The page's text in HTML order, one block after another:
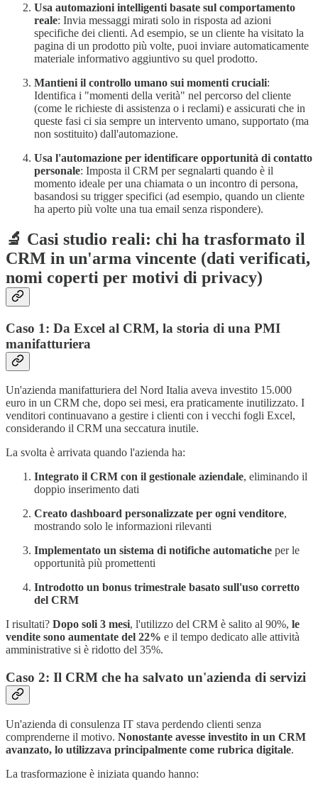
Usa automazioni intelligenti basate sul comportamento
reale: Invia messaggi mirati solo in risposta ad azioni
specifiche dei clienti. Ad esempio, se un cliente ha visitato la
pagina di un prodotto più volte, puoi inviare automaticamente
materiale informativo aggiuntivo su quel prodotto.
Mantieni il controllo umano sui momenti cruciali:
Identifica i "momenti della verità" nel percorso del cliente
(come le richieste di assistenza o i reclami) e assicurati che in
queste fasi ci sia sempre un intervento umano, supportato (ma
non sostituito) dall'automazione.
Usa l'automazione per identificare opportunità di contatto
personale: Imposta il CRM per segnalarti quando è il
momento ideale per una chiamata o un incontro di persona,
basandosi su trigger specifici (ad esempio, quando un cliente
ha aperto più volte una tua email senza rispondere).
🔬 Casi studio reali: chi ha trasformato il
CRM in un'arma vincente (dati verificati,
nomi coperti per motivi di privacy)
Caso 1: Da Excel al CRM, la storia di una PMI
manifatturiera
Un'azienda manifatturiera del Nord Italia aveva investito 15.000
euro in un CRM che, dopo sei mesi, era praticamente inutilizzato. I
venditori continuavano a gestire i clienti con i vecchi fogli Excel,
considerando il CRM una seccatura inutile.
La svolta è arrivata quando l'azienda ha:
Integrato il CRM con il gestionale aziendale, eliminando il
doppio inserimento dati
Creato dashboard personalizzate per ogni venditore,
mostrando solo le informazioni rilevanti
Implementato un sistema di notifiche automatiche per le
opportunità più promettenti
Introdotto un bonus trimestrale basato sull'uso corretto
del CRM
I risultati? Dopo soli 3 mesi, l'utilizzo del CRM è salito al 90%, le
vendite sono aumentate del 22% e il tempo dedicato alle attività
amministrative si è ridotto del 35%.
Caso 2: Il CRM che ha salvato un'azienda di servizi
Un'azienda di consulenza IT stava perdendo clienti senza
comprenderne il motivo. Nonostante avesse investito in un CRM
avanzato, lo utilizzava principalmente come rubrica digitale.
La trasformazione è iniziata quando hanno: